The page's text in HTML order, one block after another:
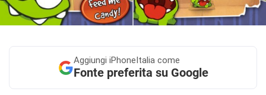
Aggiungi iPhoneItalia come
Fonte preferita su Google